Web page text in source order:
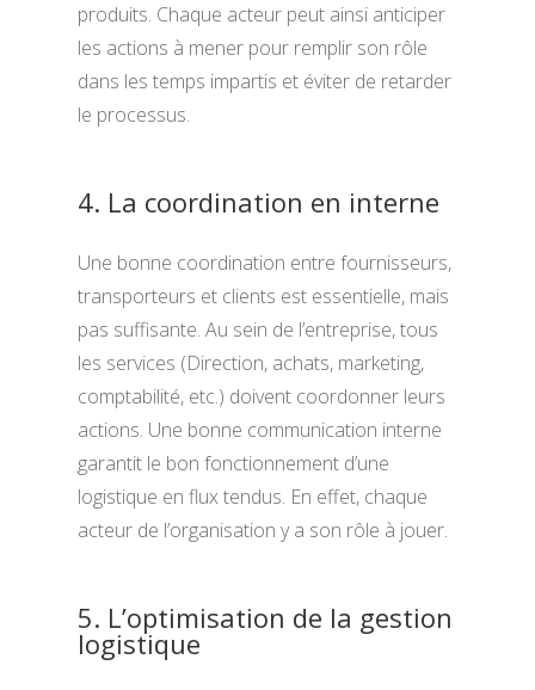
produits. Chaque acteur peut ainsi anticiper
les actions à mener pour remplir son rôle
dans les temps impartis et éviter de retarder
le processus.
4. La coordination en interne
Une bonne coordination entre fournisseurs,
transporteurs et clients est essentielle, mais
pas suffisante. Au sein de l’entreprise, tous
les services (Direction, achats, marketing,
comptabilité, etc.) doivent coordonner leurs
actions. Une bonne communication interne
garantit le bon fonctionnement d’une
logistique en flux tendus. En effet, chaque
acteur de l’organisation y a son rôle à jouer.
5. L’optimisation de la gestion
logistique